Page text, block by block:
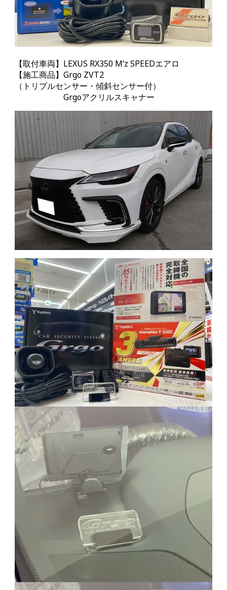
【取付車両】LEXUS RX350 M’z SPEEDエアロ
【施工商品】Grgo ZVT2
（トリプルセンサー・傾斜センサー付）
Grgoアクリルスキャナー